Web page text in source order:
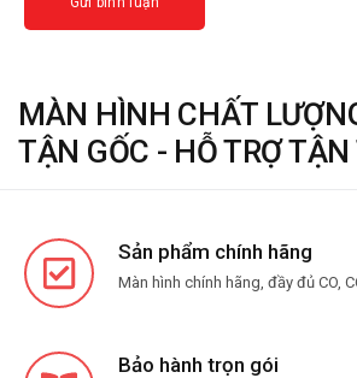
MÀN HÌNH CHẤT
TẬN GỐC - HỖ TRỢ
Sản phẩm chính hãng
Màn hình chính hãng, đầy đủ CO,
Bảo hành trọn gói